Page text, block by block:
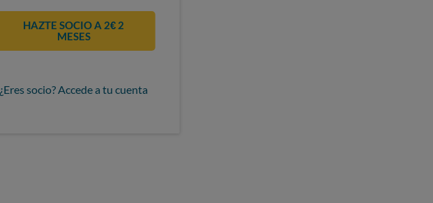
HAZTE SOCIO A 2€ 2
MESES
¿Eres socio? Accede a tu cuenta